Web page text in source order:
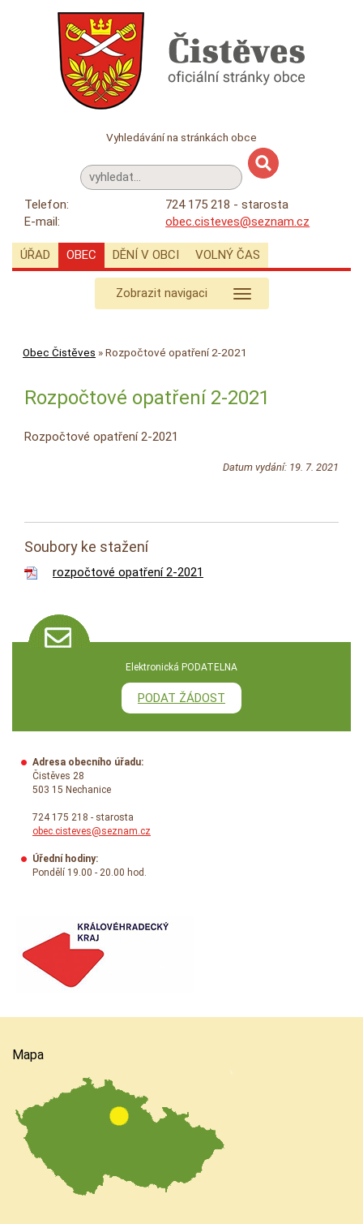
Vyhledávání na stránkách obce
Telefon:
724 175 218 - starosta
E-mail:
obec.cisteves@seznam.cz
ÚŘAD OBEC DĚNÍ V OBCI VOLNÝ ČAS
Zobrazit navigaci
Obec Čistěves »Rozpočtové opatření 2-2021
Rozpočtové opatření 2-2021
Rozpočtové opatření 2-2021
Datum vydání: 19. 7. 2021
Soubory ke stažení
rozpočtové opatření 2-2021
Elektronická PODATELNA
PODAT ŽÁDOST
Adresa obecního úřadu:
Čistěves 28
503 15 Nechanice
724 175 218 - starosta
obec.cisteves@seznam.cz
Úřední hodiny:
Pondělí 19.00 - 20.00 hod.
Mapa